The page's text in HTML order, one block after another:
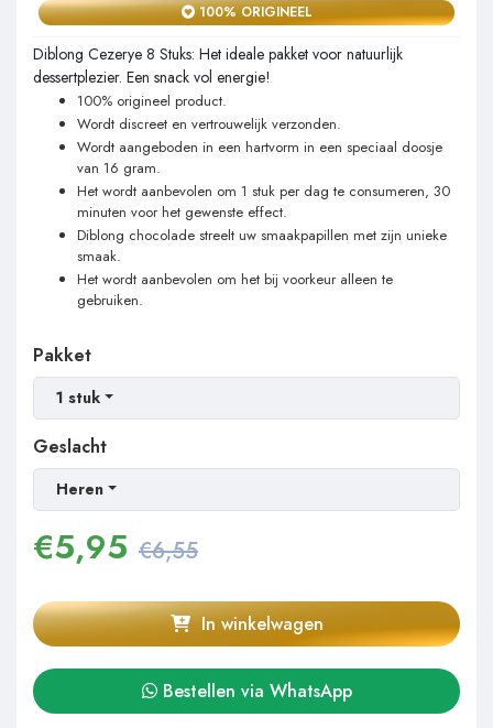
100% ORIGINEEL
Diblong Cezerye 8 Stuks: Het ideale pakket voor natuurlijk
dessertplezier. Een snack vol energie!
100% origineel product.
Wordt discreet en vertrouwelijk verzonden.
Wordt aangeboden in een hartvorm in een speciaal doosje
van 16 gram.
Het wordt aanbevolen om 1 stuk per dag te consumeren, 30
minuten voor het gewenste effect.
Diblong chocolade streelt uw smaakpapillen met zijn unieke
smaak.
Het wordt aanbevolen om het bij voorkeur alleen te
gebruiken.
Pakket
1 stuk
Geslacht
Heren
€5,95 €6,55
In winkelwagen
Bestellen via WhatsApp